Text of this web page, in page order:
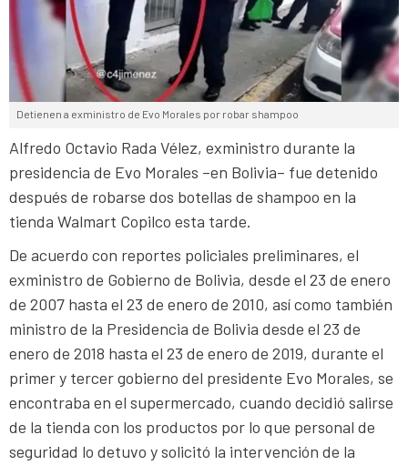
Detienen a exministro de Evo Morales por robar shampoo
Alfredo Octavio Rada Vélez, exministro durante la
presidencia de Evo Morales –en Bolivia– fue detenido
después de robarse dos botellas de shampoo en la
tienda Walmart Copilco esta tarde.
De acuerdo con reportes policiales preliminares, el
exministro de Gobierno de Bolivia, desde el 23 de enero
de 2007 hasta el 23 de enero de 2010, así como también
ministro de la Presidencia de Bolivia desde el 23 de
enero de 2018 hasta el 23 de enero de 2019, durante el
primer y tercer gobierno del presidente Evo Morales, se
encontraba en el supermercado, cuando decidió salirse
de la tienda con los productos por lo que personal de
seguridad lo detuvo y solicitó la intervención de la